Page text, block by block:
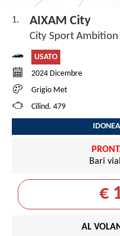
1. AIXAM City
City Sport Ambition
USATO
2024 Dicembre
Grigio Met
Cilind. 479
Bari
€
AL